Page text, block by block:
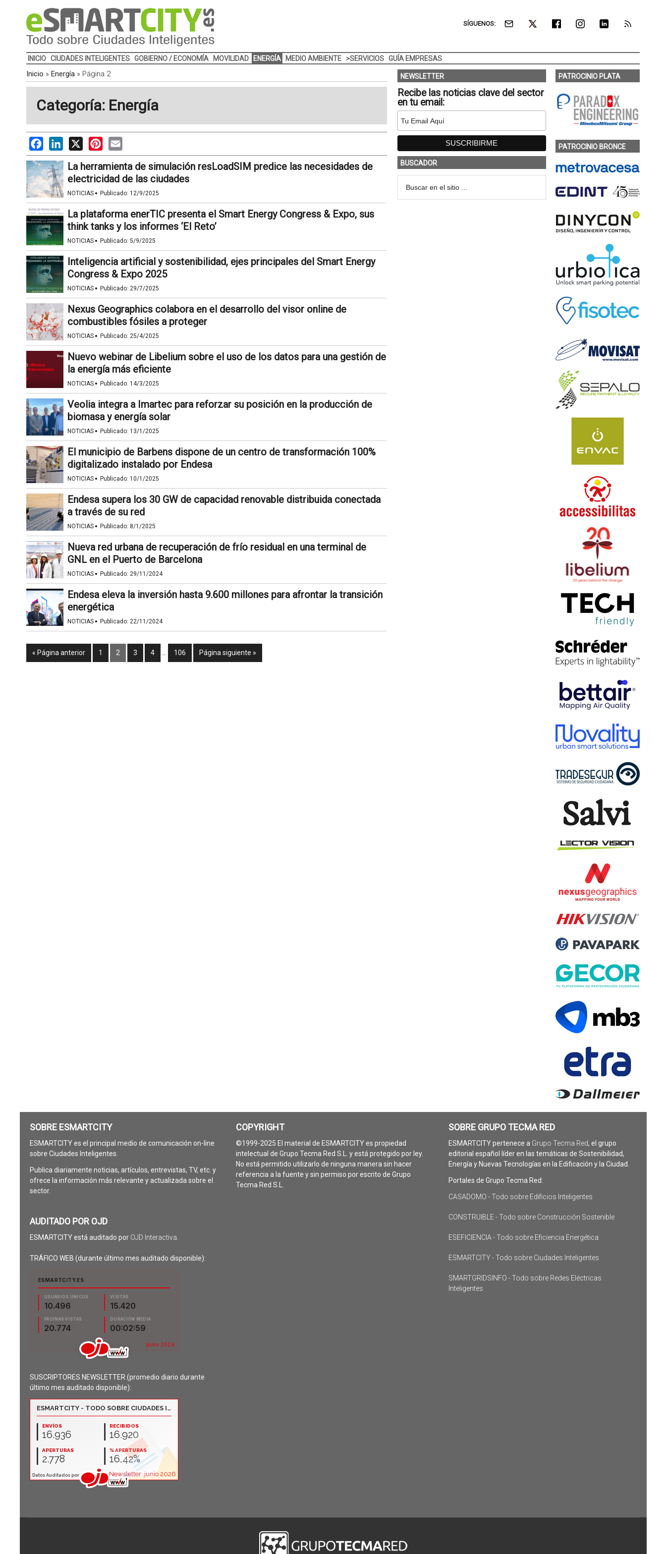
SÍGUENOS:
INICIO CIUDADES INTELIGENTES GOBIERNO / ECONOMÍA MOVILIDAD ENERGÍA MEDIO AMBIENTE >SERVICIOS GUÍA EMPRESAS
Inicio » Energía» Página 2
Categoría: Energía
FacebookLinkedIn
X PinterestEmail
La herramienta de simulación resLoadSIM predice las necesidades de
electricidad de las ciudades
NOTICIAS · Publicado: 12/9/2025
La plataforma enerTIC presenta el Smart Energy Congress & Expo, sus
think tanks y los informes ‘El Reto’
NOTICIAS · Publicado: 5/9/2025
Inteligencia artificial y sostenibilidad, ejes principales del Smart Energy
Congress & Expo 2025
NOTICIAS · Publicado: 29/7/2025
Nexus Geographics colabora en el desarrollo del visor online de
combustibles fósiles a proteger
NOTICIAS · Publicado: 25/4/2025
Nuevo webinar de Libelium sobre el uso de los datos para una gestión de
la energía más eficiente
NOTICIAS · Publicado: 14/3/2025
Veolia integra a Imartec para reforzar su posición en la producción de
biomasa y energía solar
NOTICIAS · Publicado: 13/1/2025
El municipio de Barbens dispone de un centro de transformación 100%
digitalizado instalado por Endesa
NOTICIAS · Publicado: 10/1/2025
Endesa supera los 30 GW de capacidad renovable distribuida conectada
a través de su red
NOTICIAS · Publicado: 8/1/2025
Nueva red urbana de recuperación de frío residual en una terminal de
GNL en el Puerto de Barcelona
NOTICIAS · Publicado: 29/11/2024
Endesa eleva la inversión hasta 9.600 millones para afrontar la transición
energética
NOTICIAS · Publicado: 22/11/2024
« Página anterior 1 2 3 4 106 Página siguiente »
NEWSLETTER
Recibe las noticias clave del sector
en tu email:
BUSCADOR
PATROCINIO PLATA
PATROCINIO BRONCE
SOBRE ESMARTCITY
ESMARTCITY es el principal medio de comunicación on-line
sobre Ciudades Inteligentes.
Publica diariamente noticias, artículos, entrevistas, TV, etc. y
ofrece la información más relevante y actualizada sobre el
sector.
AUDITADO POR OJD
ESMARTCITY está auditado por OJD Interactiva
TRÁFICO WEB (durante último mes auditado disponible):
SUSCRIPTORES NEWSLETTER (promedio diario durante
último mes auditado disponible):
COPYRIGHT
©1999-2025 El material de ESMARTCITY es propiedad
intelectual de Grupo Tecma Red S.L. y está protegido por ley.
No está permitido utilizarlo de ninguna manera sin hacer
referencia a la fuente y sin permiso por escrito de Grupo
Tecma Red S.L.
SOBRE GRUPO TECMA RED
ESMARTCITY pertenece a Grupo Tecma Red, el grupo
editorial español líder en las temáticas de Sostenibilidad,
Energía y Nuevas Tecnologías en la Edificación y la Ciudad.
Portales de Grupo Tecma Red:
CASADOMO - Todo sobre Edificios Inteligentes
CONSTRUIBLE - Todo sobre Construcción Sostenible
ESEFICIENCIA - Todo sobre Eficiencia Energética
ESMARTCITY - Todo sobre Ciudades Inteligentes
SMARTGRIDSINFO - Todo sobre Redes Eléctricas
Inteligentes